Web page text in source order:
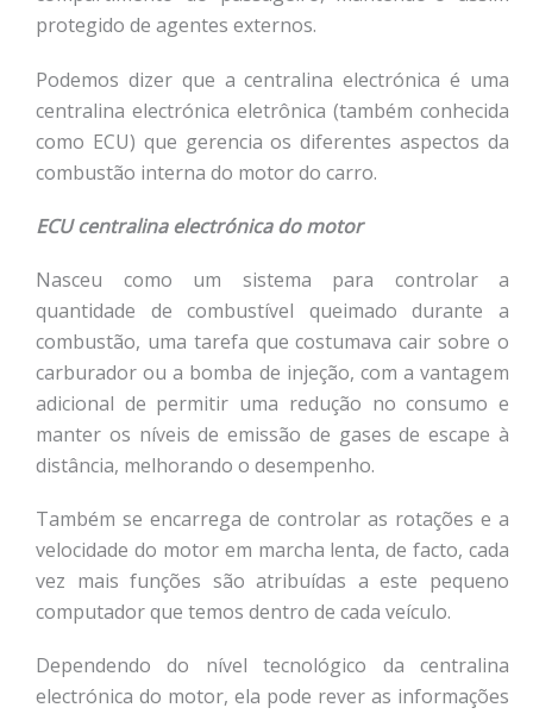
protegido de agentes externos.
Podemos dizer que a centralina electrónica é uma
centralina electrónica eletrônica (também conhecida
como ECU) que gerencia os diferentes aspectos da
combustão interna do motor do carro.
ECU centralina electrónica do motor
Nasceu como um sistema para controlar a
quantidade de combustível queimado durante a
combustão, uma tarefa que costumava cair sobre o
carburador ou a bomba de injeção, com a vantagem
adicional de permitir uma redução no consumo e
manter os níveis de emissão de gases de escape à
distância, melhorando o desempenho.
Também se encarrega de controlar as rotações e a
velocidade do motor em marcha lenta, de facto, cada
vez mais funções são atribuídas a este pequeno
computador que temos dentro de cada veículo.
Dependendo do nível tecnológico da centralina
electrónica do motor, ela pode rever as informações